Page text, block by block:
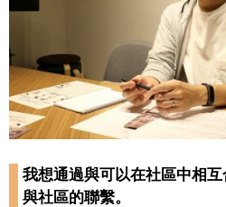
我想通過與可以在社區中相
與社區的聯繫。